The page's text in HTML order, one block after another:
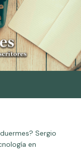
Sergio
en